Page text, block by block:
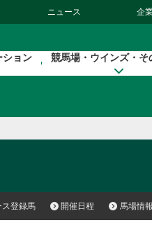
ニュース 企
ション 競馬場・ウインズ・そ
登録馬 開催日程 馬場情報